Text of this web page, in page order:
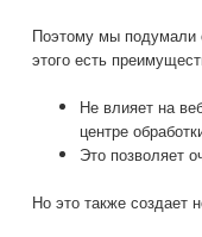
Поэтому мы подумали
этого есть
Не влияет на
центре
Это позволяет
Но это также создает